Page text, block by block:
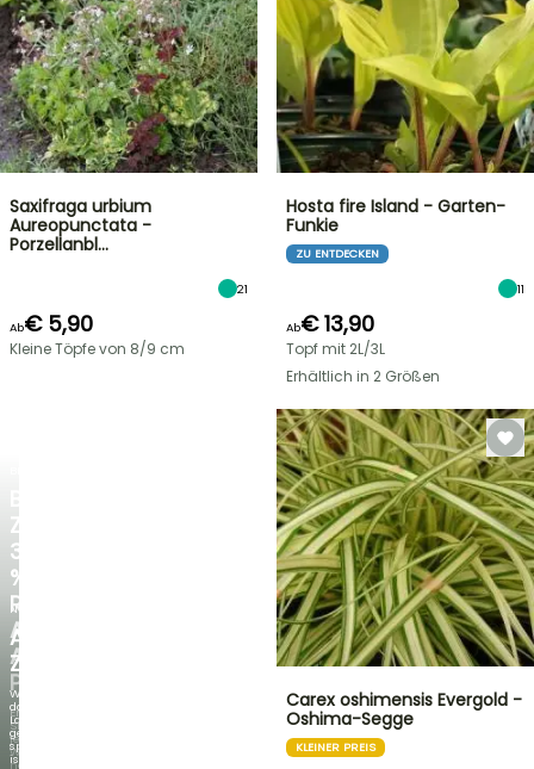
ZU
30
%
RABATT
AUF
AUSGEWÄHLTE
PFLANZEN!
Entdecken
Sie
jede
Woche
neue
NEU
AGAPANTHUS
ZAMBEZI
Wenn
das
Laub
genauso
spektakulär
ist
Saxifraga urbium
Aureopunctata -
Porzellanbl…
21
Ab€ 5,90
Kleine Töpfe von 8/9 cm
Hosta fire Island - Garten-
Funkie
ZU ENTDECKEN
11
Ab€ 13,90
Topf mit 2L/3L
Erhältlich in 2 Größen
Carex oshimensis Evergold -
Oshima-Segge
KLEINER PREIS